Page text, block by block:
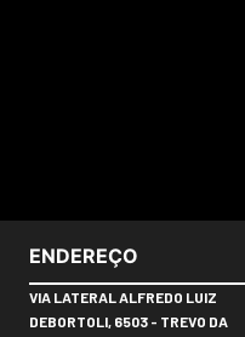
ENDEREÇO
VIA LATERAL ALFREDO LUIZ
DEBORTOLI, 6503 - TREVO DA